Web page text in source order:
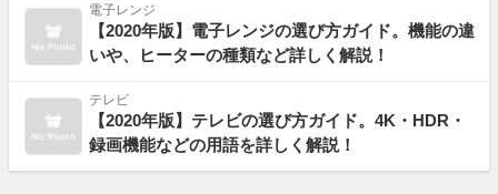
電子レンジ
【2020年版】電子レンジの選び方ガイド。機能の違
いや、ヒーターの種類など詳しく解説！
テレビ
【2020年版】テレビの選び方ガイド。4K・HDR・
録画機能などの用語を詳しく解説！